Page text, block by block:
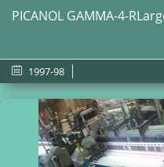
PICANOL GAMMA-4-
1997-98